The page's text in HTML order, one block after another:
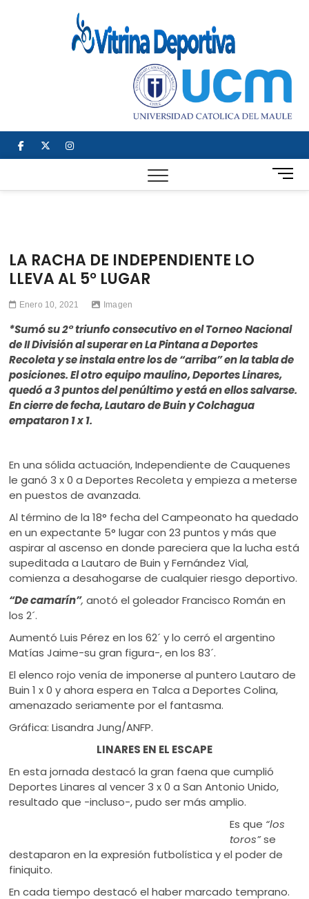
facebook
twitterinstagram
B
o
ú
LA RACHA DE INDEPENDIENTE LO
LLEVA AL 5° LUGAR
Enero 10, 2021 Imagen
*Sumó su 2° triunfo consecutivo en el Torneo Nacional
de II División al superar en La Pintana a Deportes
Recoleta y se instala entre los de “arriba” en la tabla de
posiciones. El otro equipo maulino, Deportes Linares,
quedó a 3 puntos del penúltimo y está en ellos salvarse.
En cierre de fecha, Lautaro de Buin y Colchagua
empataron 1 x 1.
En una sólida actuación, Independiente de Cauquenes
le ganó 3 x 0 a Deportes Recoleta y empieza a meterse
en puestos de avanzada.
Al término de la 18° fecha del Campeonato ha quedado
en un expectante 5° lugar con 23 puntos y más que
aspirar al ascenso en donde pareciera que la lucha está
supeditada a Lautaro de Buin y Fernández Vial,
comienza a desahogarse de cualquier riesgo deportivo.
“De camarín”,anotó el goleador Francisco Román en
los 2´.
Aumentó Luis Pérez en los 62´ y lo cerró el argentino
Matías Jaime-su gran figura-, en los 83´.
El elenco rojo venía de imponerse al puntero Lautaro de
Buin 1 x 0 y ahora espera en Talca a Deportes Colina,
amenazado seriamente por el fantasma.
Gráfica: Lisandra Jung/ANFP.
LINARES EN EL ESCAPE
En esta jornada destacó la gran faena que cumplió
Deportes Linares al vencer 3 x 0 a San Antonio Unido,
resultado que -incluso-, pudo ser más amplio.
Es que “los
toros”se
destaparon en la expresión futbolística y el poder de
finiquito.
En cada tiempo destacó el haber marcado temprano.